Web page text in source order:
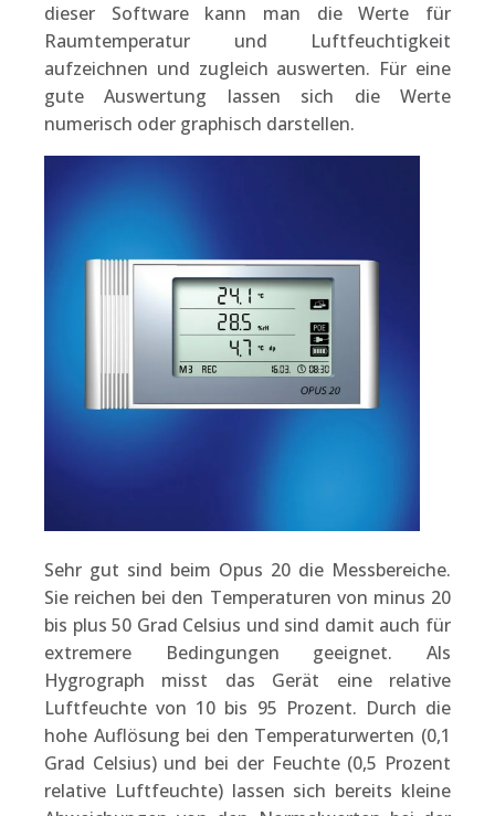
dieser Software kann man die Werte für
Raumtemperatur und Luftfeuchtigkeit
aufzeichnen und zugleich auswerten. Für eine
gute Auswertung lassen sich die Werte
numerisch oder graphisch darstellen.
Sehr gut sind beim Opus 20 die Messbereiche.
Sie reichen bei den Temperaturen von minus 20
bis plus 50 Grad Celsius und sind damit auch für
extremere Bedingungen geeignet. Als
Hygrograph misst das Gerät eine relative
Luftfeuchte von 10 bis 95 Prozent. Durch die
hohe Auflösung bei den Temperaturwerten (0,1
Grad Celsius) und bei der Feuchte (0,5 Prozent
relative Luftfeuchte) lassen sich bereits kleine